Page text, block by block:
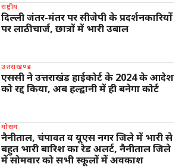
राष्ट्रीय
दिल्ली जंतर-मंतर पर सीजेपी के प्रदर्शनकारियों
पर लाठीचार्ज, छात्रों में भारी उबाल
उत्तराखण्ड
एससी ने उत्तराखंड हाईकोर्ट के 2024 के आदेश
को रद्द किया, अब हल्द्वानी में ही बनेगा कोर्ट
मौसम
नैनीताल, चंपावत व यूएस नगर जिले में भारी से
बहुत भारी बारिश का रेड अलर्ट, नैनीताल जिले
में सोमवार को सभी स्कूलों में अवकाश